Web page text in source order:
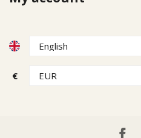
€